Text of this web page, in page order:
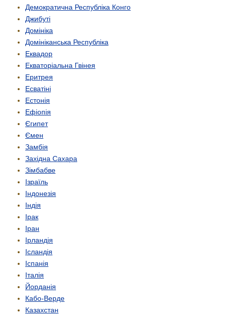
Демократична Республіка Конго
Джибуті
Домініка
Домініканська Республіка
Еквадор
Екваторіальна Гвінея
Еритрея
Есватіні
Естонія
Ефіопія
Єгипет
Ємен
Замбія
Західна Сахара
Зімбабве
Ізраїль
Індонезія
Індія
Ірак
Іран
Ірландія
Ісландія
Іспанія
Італія
Йорданія
Кабо-Верде
Казахстан